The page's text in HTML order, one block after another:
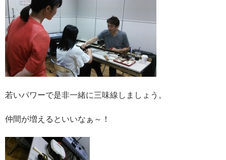
若いパワーで是非一緒に三味線しましょう。
仲間が増えるといいなぁ～！